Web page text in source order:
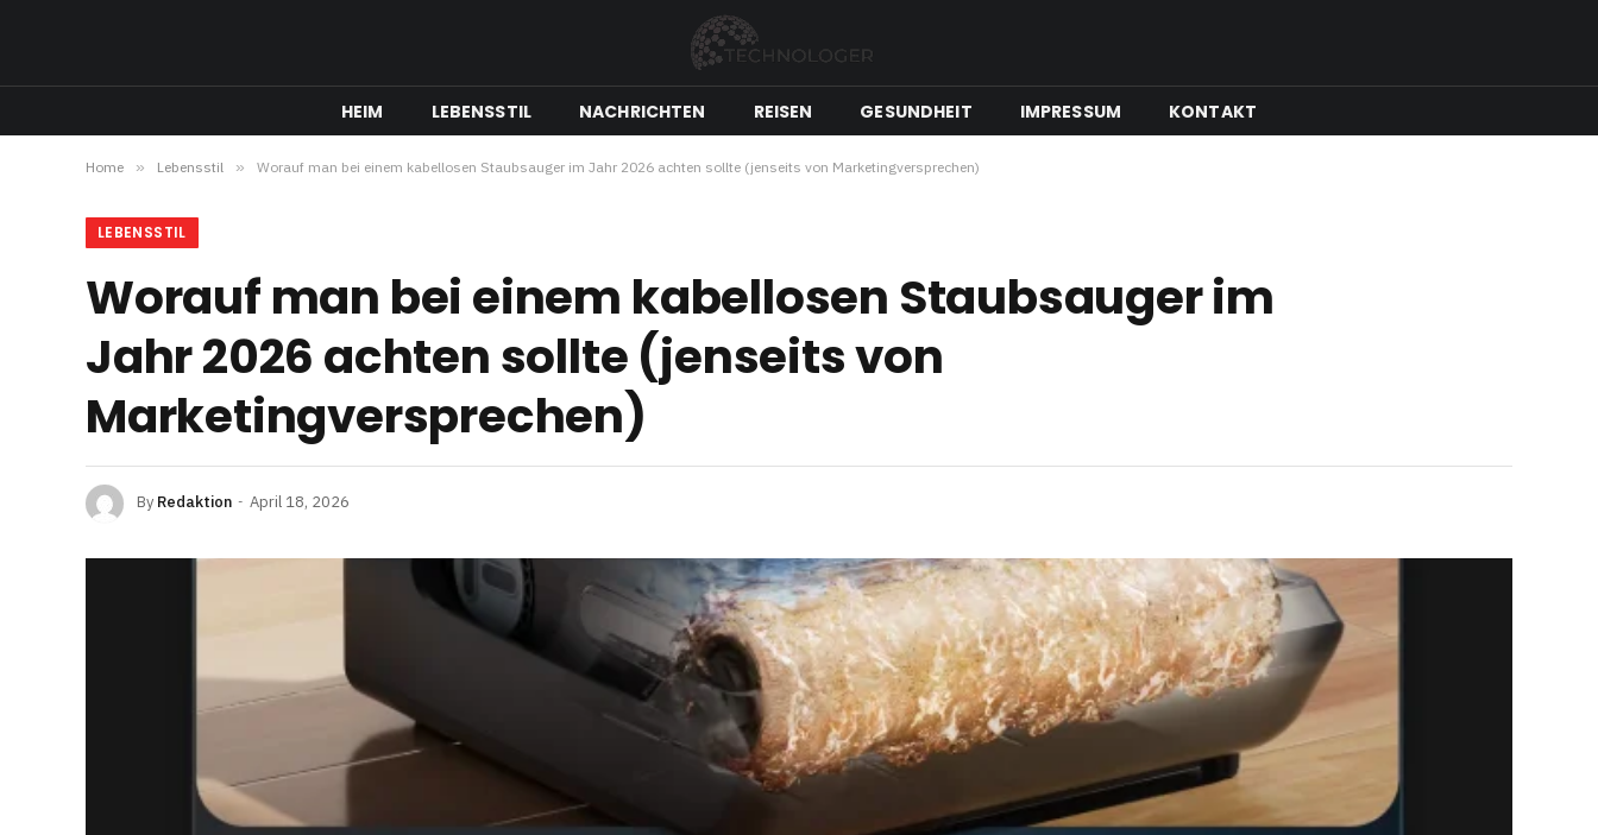
HEIM LEBENSSTIL NACHRICHTEN REISEN GESUNDHEIT IMPRESSUM KONTAKT
Home » Lebensstil » Worauf man bei einem kabellosen Staubsauger im Jahr 2026 achten sollte (jenseits von Marketingversprechen)
LEBENSSTIL
Worauf man bei einem kabellosen Staubsauger im
Jahr 2026 achten sollte (jenseits von
Marketingversprechen)
By Redaktion April 18, 2026